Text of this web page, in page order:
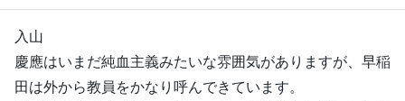
入山
慶應はいまだ純血主義みたいな雰囲気がありますが、早稲
田は外から教員をかなり呼んできています。